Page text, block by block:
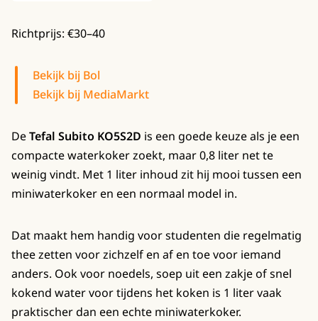
Richtprijs: €30–40
Bekijk bij Bol
Bekijk bij MediaMarkt
DeTefal Subito KO5S2D is een goede keuze als je een
compacte waterkoker zoekt, maar 0,8 liter net te
weinig vindt. Met 1 liter inhoud zit hij mooi tussen een
miniwaterkoker en een normaal model in.
Dat maakt hem handig voor studenten die regelmatig
thee zetten voor zichzelf en af en toe voor iemand
anders. Ook voor noedels, soep uit een zakje of snel
kokend water voor tijdens het koken is 1 liter vaak
praktischer dan een echte miniwaterkoker.